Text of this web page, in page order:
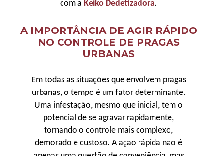
com a Keiko Dedetizadora.
A IMPORTÂNCIA DE AGIR RÁPIDO
NO CONTROLE DE PRAGAS
URBANAS
Em todas as situações que envolvem pragas
urbanas, o tempo é um fator determinante.
Uma infestação, mesmo que inicial, tem o
potencial de se agravar rapidamente,
tornando o controle mais complexo,
demorado e custoso. A ação rápida não é